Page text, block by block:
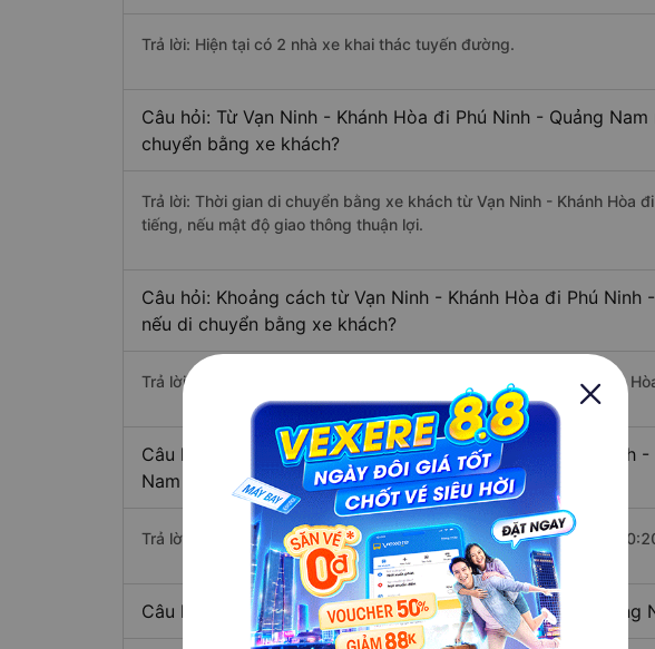
Trả lời: Hiện tại có 2 nhà xe khai thác tuyến đường.
Câu hỏi: Từ Vạn Ninh - Khánh Hòa đi Phú Ninh - Quảng
chuyển bằng xe khách?
Trả lời: Thời gian di chuyển bằng xe khách từ Vạn Ninh - Khánh Hòa
tiếng, nếu mật độ giao thông thuận lợi.
Câu hỏi: Khoảng cách từ Vạn Ninh - Khánh Hòa đi Phú Ninh
nếu di chuyển bằng xe khách?
Trả lời: Đoạn đường đi Phú Ninh - Quảng Nam từ Vạn Ninh - Khánh
Câu hỏi: Mỗi ngày có bao nhiêu chuyến xe khách Vạn Ninh
Nam ?
Trả lời: Trung bình mỗi ngày có khoảng 12 chuyến xe bắt đầu từ
Câu hỏi: Nhà xe đi Vạn Ninh - Khánh Hòa Phú Ninh - Quảng